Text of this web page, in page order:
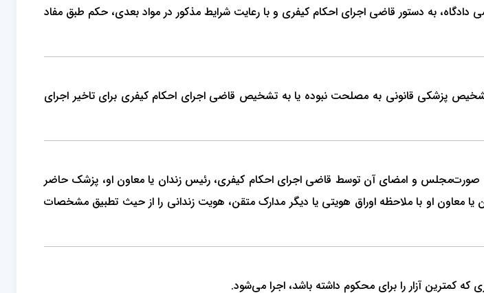
به دستور قاضی اجرای احکام کیفری و با رعایت شرایط مذکور در مواد بعدی، حکم طبق مفاد
پزشکی قانونی به مصلحت نبوده یا به تشخیص قاضی اجرای احکام کیفری برای تاخیر اجرای
صورت‌مجلس و امضای آن توسط قاضی اجرای احکام کیفری، رئیس زندان یا معاون او، پزشک حاضر
معاون او با ملاحظه اوراق هویتی یا دیگر مدارک متقن، هویت زندانی را از حیث تطبیق مشخصات
کمترین آزار را برای محکوم داشته باشد، اجرا می‌شود.